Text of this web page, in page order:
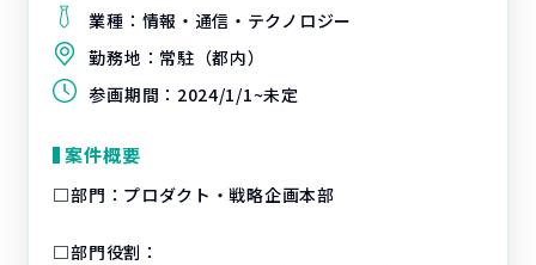
業種： 情報・通信・テクノロジー
勤務地： 常駐（都内）
参画期間： 2024/1/1~未定
案件概要
□部門：プロダクト・戦略企画本部
□部門役割：